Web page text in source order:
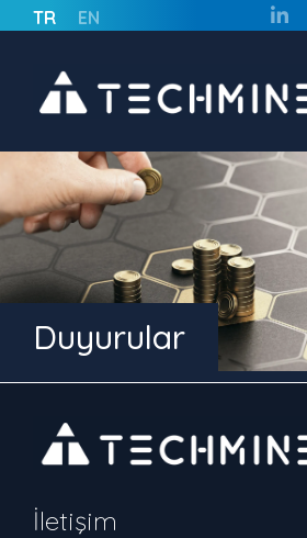
TR EN
Duyurular
İletişim